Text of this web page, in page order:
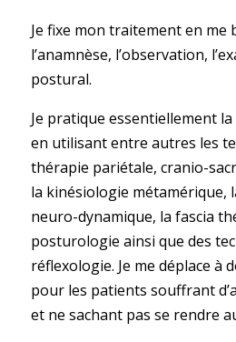
Je fixe mon traitement en me
l’anamnèse, l’observation,
postural.
Je pratique essentiellement
en utilisant entre autres les
thérapie pariétale, cranio-
la kinésiologie métamérique,
neuro-dynamique, la fascia
posturologie ainsi que des
réflexologie. Je me déplace à
pour les patients souffrant
et ne sachant pas se rendre